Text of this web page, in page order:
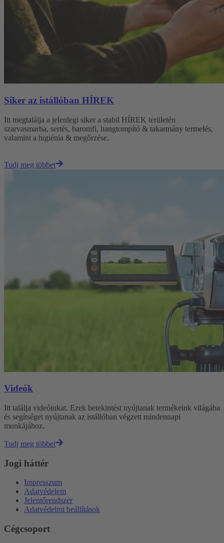
Siker az istállóban HÍREK
Itt megtalálja a jelenlegi siker a stabil HÍREK területén
szarvasmarha, sertés, baromfi, hangtompító & takarmány termelés,
valamint a higiénia & megőrzése.
Tudj meg többet
Videók
Itt találja videóinkat. Ezek betekintést nyújtanak termékeink világába
és segítséget nyújtanak az istállóban végzett mindennapi
munkájához.
Tudj meg többet
Jogi háttér
Impresszum
Adatvédelem
Jelentőrendszer
Adatvédelmi beállítások
Cégcsoport